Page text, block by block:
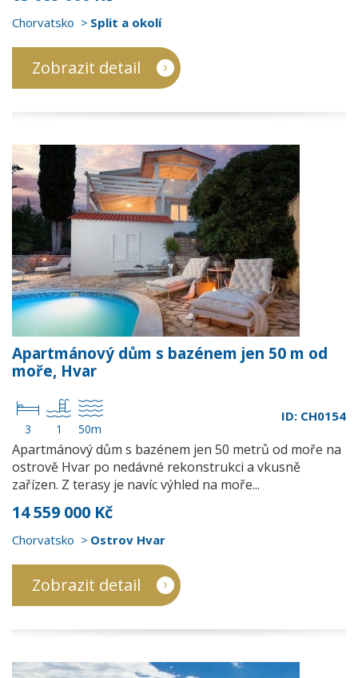
Chorvatsko Split a okolí
Zobrazit detail
Apartmánový dům s bazénem jen 50 m od
moře, Hvar
3 1 50m
ID: CH0154
Apartmánový dům s bazénem jen 50 metrů od moře na
ostrově Hvar po nedávné rekonstrukci a vkusně
zařízen. Z terasy je navíc výhled na moře...
14 559 000 Kč
Chorvatsko Ostrov Hvar
Zobrazit detail